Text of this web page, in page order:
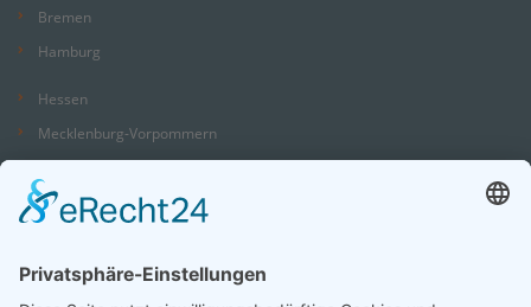
Bremen
Hamburg
Hessen
Mecklenburg-Vorpommern
Nordrhein-Westfalen
Saarland